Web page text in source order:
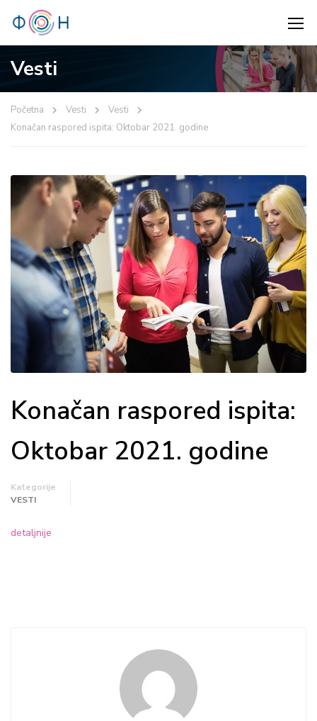
Vesti
Početna Vesti
Vesti
Konačan raspored ispita: Oktobar 2021. godine
Konačan raspored ispita:
Oktobar 2021. godine
Kategorije
VESTI
detaljnije